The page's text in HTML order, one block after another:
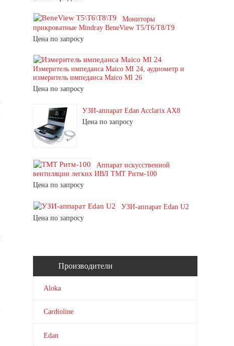
Мониторы
прикроватные Mindray BeneView T5/T6/T8/T9
Цена по запросу
Измеритель импеданса Maico MI 24, аудиометр и
измеритель импеданса Maico MI 26
Цена по запросу
УЗИ-аппарат Edan Acclarix AX8
Цена по запросу
Аппарат искусственной
вентиляции легких ИВЛ ТМТ Ритм-100
Цена по запросу
УЗИ-аппарат Edan U2
Цена по запросу
Производители
Aloka
Cardioline
Edan